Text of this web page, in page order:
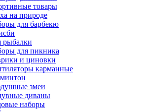
товары
на природе
для барбекю
рыбалки
для пикника
и циновки
карманные
змеи
диваны
наборы